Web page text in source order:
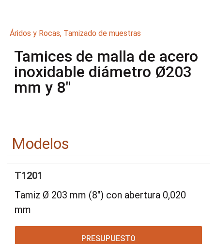
Áridos y Rocas, Tamizado de muestras
Tamices de malla de acero
inoxidable diámetro Ø203
mm y 8″
Modelos
T1201
Tamiz Ø 203 mm (8") con abertura 0,020
mm
PRESUPUESTO